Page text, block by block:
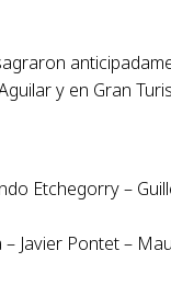
y en Gran
Etchegorry –
Javier Pontet –